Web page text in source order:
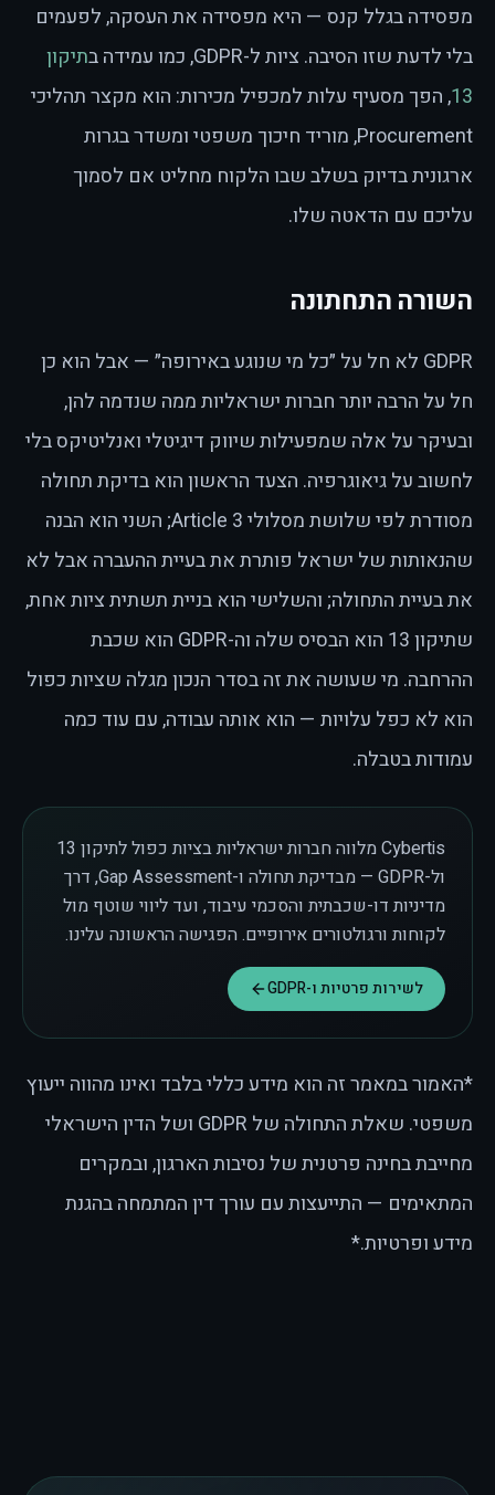
מפסידה בגלל קנס — היא מפסידה את העסקה, לפעמים
בלי לדעת שזו הסיבה. ציות ל-GDPR, כמו עמידה ב
תיקון
13, הפך מסעיף עלות למכפיל מכירות: הוא מקצר תהליכי
Procurement, מוריד חיכוך משפטי ומשדר בגרות
ארגונית בדיוק בשלב שבו הלקוח מחליט אם לסמוך
עליכם עם הדאטה שלו.
השורה התחתונה
GDPR לא חל על ״כל מי שנוגע באירופה״ — אבל הוא כן
חל על הרבה יותר חברות ישראליות ממה שנדמה להן,
ובעיקר על אלה שמפעילות שיווק דיגיטלי ואנליטיקס בלי
לחשוב על גיאוגרפיה. הצעד הראשון הוא בדיקת תחולה
מסודרת לפי שלושת מסלולי Article 3; השני הוא הבנה
שהנאותות של ישראל פותרת את בעיית ההעברה אבל לא
את בעיית התחולה; והשלישי הוא בניית תשתית ציות אחת,
שתיקון 13 הוא הבסיס שלה וה-GDPR הוא שכבת
ההרחבה. מי שעושה את זה בסדר הנכון מגלה שציות כפול
הוא לא כפל עלויות — הוא אותה עבודה, עם עוד כמה
עמודות בטבלה.
Cybertis מלווה חברות ישראליות בציות כפול לתיקון 13
ול-GDPR — מבדיקת תחולה ו-Gap Assessment, דרך
מדיניות דו-שכבתית והסכמי עיבוד, ועד ליווי שוטף מול
לקוחות ורגולטורים אירופיים. הפגישה הראשונה עלינו.
לשירות פרטיות ו-GDPR
*האמור במאמר זה הוא מידע כללי בלבד ואינו מהווה ייעוץ
משפטי. שאלת התחולה של GDPR ושל הדין הישראלי
מחייבת בחינה פרטנית של נסיבות הארגון, ובמקרים
המתאימים — התייעצות עם עורך דין המתמחה בהגנת
מידע ופרטיות.*